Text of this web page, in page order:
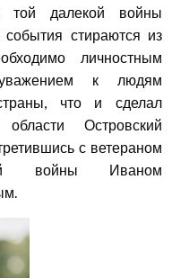
той далекой войны
стираются из
личностным
к людям
что и сделал
Островский
с ветераном
войны Иваном